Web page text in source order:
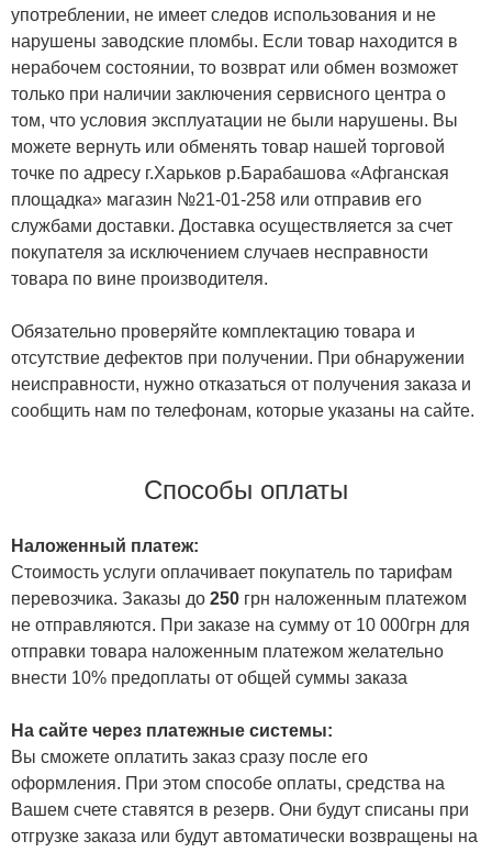
употреблении, не имеет следов использования и не
нарушены заводские пломбы. Если товар находится в
нерабочем состоянии, то возврат или обмен возможет
только при наличии заключения сервисного центра о
том, что условия эксплуатации не были нарушены. Вы
можете вернуть или обменять товар нашей торговой
точке по адресу г.Харьков р.Барабашова «Афганская
площадка» магазин №21-01-258 или отправив его
службами доставки. Доставка осуществляется за счет
покупателя за исключением случаев несправности
товара по вине производителя.
Обязательно проверяйте комплектацию товара и
отсутствие дефектов при получении. При обнаружении
неисправности, нужно отказаться от получения заказа и
сообщить нам по телефонам, которые указаны на сайте.
Способы оплаты
Наложенный платеж:
Стоимость услуги оплачивает покупатель по тарифам
перевозчика. Заказы до 250 грн наложенным платежом
не отправляются. При заказе на сумму от 10 000грн для
отправки товара наложенным платежом желательно
внести 10% предоплаты от общей суммы заказа
На сайте через платежные системы:
Вы сможете оплатить заказ сразу после его
оформления. При этом способе оплаты, средства на
Вашем счете ставятся в резерв. Они будут списаны при
отгрузке заказа или будут автоматически возвращены на